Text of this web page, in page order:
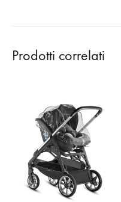
Prodotti correlati